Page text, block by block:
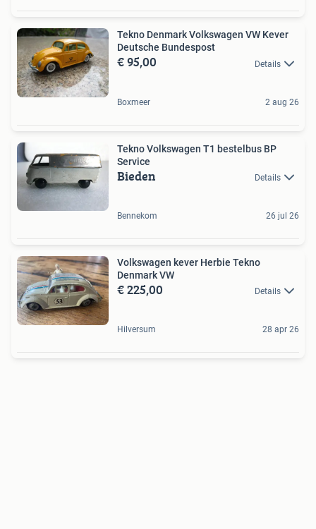
Tekno Denmark Volkswagen VW Kever
Deutsche Bundespost
€ 95,00 Details
Boxmeer 2 aug 26
Tekno Volkswagen T1 bestelbus BP
Service
Bieden Details
Bennekom 26 jul 26
Volkswagen kever Herbie Tekno
Denmark VW
€ 225,00 Details
Hilversum 28 apr 26